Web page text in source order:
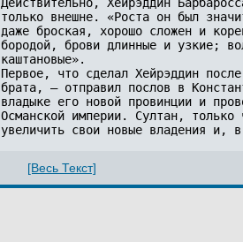
только внешне. «Роста он был
даже броская, хорошо сложен и
бородой, брови длинные и узкие;
каштановые».
Первое, что сделал Хейрэддин
брата, — отправил послов в
владыке его новой провинции и
Османской империи. Султан,
[Весь Текст]